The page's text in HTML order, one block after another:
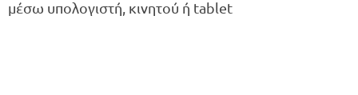
μέσω υπολογιστή, κινητού ή tablet